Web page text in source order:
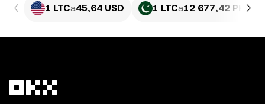
1 LTCa45,64 USD 1 LTCa12 677,42 PKR